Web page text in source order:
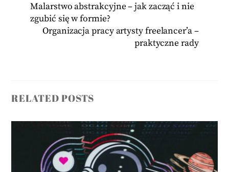
Malarstwo abstrakcyjne – jak zacząć i nie
zgubić się w formie?
Organizacja pracy artysty freelancer’a –
praktyczne rady
RELATED POSTS